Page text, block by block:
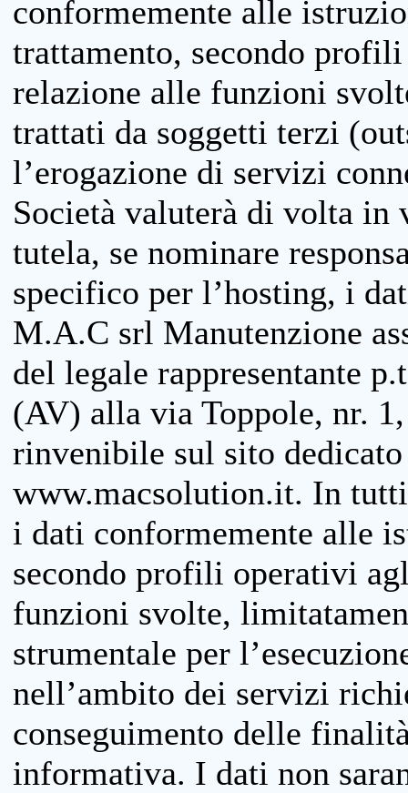
conformemente alle
trattamento, secondo
relazione alle funzioni
trattati da soggetti terzi
l’erogazione di servizi
Società valuterà di volta in
tutela, se nominare
specifico per l’hosting, i
M.A.C srl Manutenzione
del legale rappresentante
(AV) alla via Toppole, nr.
rinvenibile sul sito
www.macsolution.it. In
i dati conformemente alle
secondo profili operativi
funzioni svolte,
strumentale per
nell’ambito dei servizi
conseguimento delle
informativa. I dati non